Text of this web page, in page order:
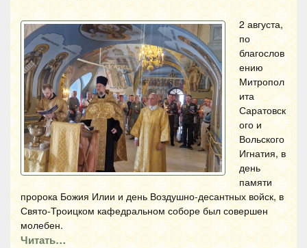
2 августа,
по
благослов
ению
Митропол
ита
Саратовск
ого и
Вольского
Игнатия, в
день
памяти
пророка Божия Илии и день Воздушно-десантных войск, в
Свято-Троицком кафедральном соборе был совершен
молебен.
Читать…